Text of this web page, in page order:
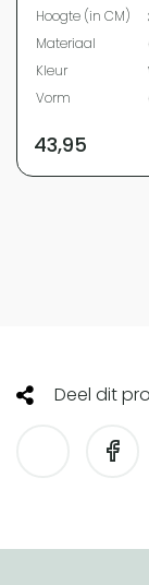
Hoogte (in CM)
Materiaal
Kleur
Vorm
43,95
Deel dit